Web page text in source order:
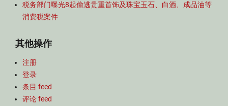
税务部门曝光8起偷逃贵重首饰及珠宝玉石、白酒、成品油等
消费税案件
其他操作
注册
登录
条目 feed
评论 feed